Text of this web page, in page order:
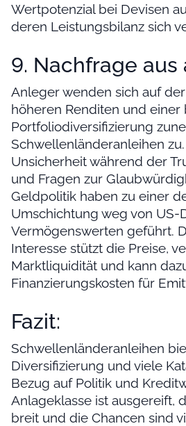
Wertpotenzial bei Devisen
deren Leistungsbilanz sich
9. Nachfrage
Anleger wenden sich auf
höheren Renditen und einer
Portfoliodiversifizierung
Schwellenländeranleihen
Unsicherheit während der
und Fragen zur
Geldpolitik haben zu einer
Umschichtung weg von US-
Vermögenswerten geführt.
Interesse stützt die Preise,
Marktliquidität und kann
Finanzierungskosten für
Fazit:
Schwellenländeranleihen
Diversifizierung und viele
Bezug auf Politik und
Anlageklasse ist ausgereift,
breit und die Chancen sind